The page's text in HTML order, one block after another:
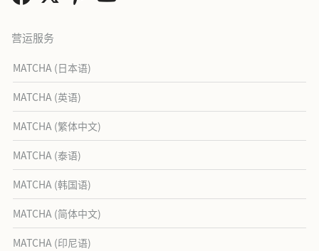
营运服务
MATCHA (日本语)
MATCHA (英语)
MATCHA (繁体中文)
MATCHA (泰语)
MATCHA (韩国语)
MATCHA (简体中文)
MATCHA (印尼语)